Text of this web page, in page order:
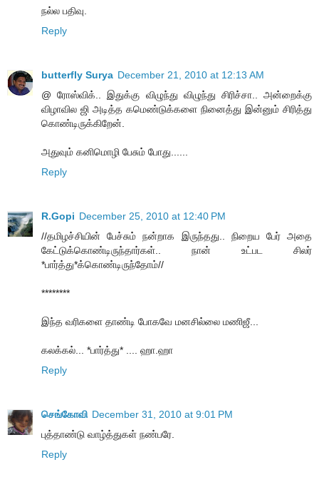
நல்ல பதிவு.
Reply
butterfly Surya December 21, 2010 at 12:13 AM
@ ரோஸ்விக்.. இதுக்கு விழுந்து விழுந்து சிரிச்சா.. அன்றைக்கு
விழாவில ஜி அடித்த கமெண்டுக்களை நினைத்து இன்னும் சிரித்து
கொண்டிருக்கிறேன்.
அதுவும் கனிமொழி பேசும் போது......
Reply
R.Gopi December 25, 2010 at 12:40 PM
//தமிழச்சியின் பேச்சும் நன்றாக இருந்தது.. நிறைய பேர் அதை
கேட்டுக்கொண்டிருந்தார்கள்.. நான் உட்பட சிலர்
*பார்த்து*க்கொண்டிருந்தோம்//
********
இந்த வரிகளை தாண்டி போகவே மனசில்லை மணிஜீ...
கலக்கல்... *பார்த்து* .... ஹா.ஹா
Reply
செங்கோவி December 31, 2010 at 9:01 PM
புத்தாண்டு வாழ்த்துகள் நண்பரே.
Reply